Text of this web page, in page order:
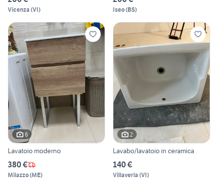
Vicenza (VI) Iseo(BS)
6
Lavatoio moderno
380 €
Milazzo(ME)
2
Lavabo/lavatoio in ceramica
140 €
Villaverla (VI)